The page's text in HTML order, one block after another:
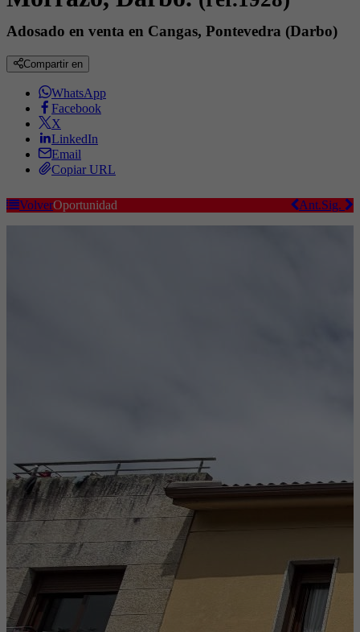
Adosado en venta en Cangas, Pontevedra (Darbo)
Compartir en
WhatsApp
Facebook
X
LinkedIn
Email
Copiar URL
Volver Sig.
Ant.
Oportunidad